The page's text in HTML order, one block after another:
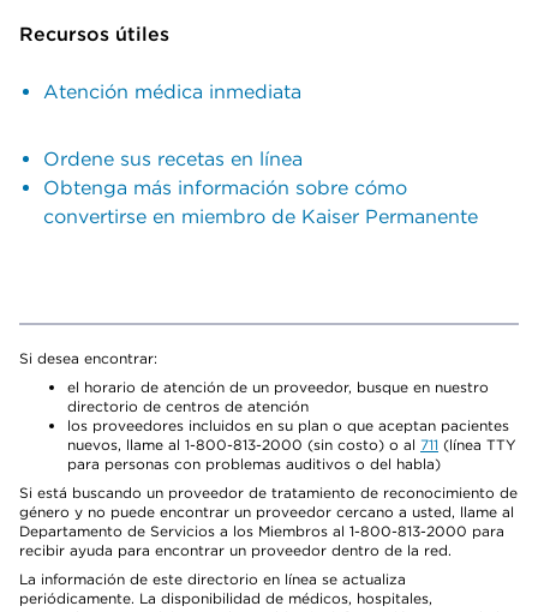
Recursos útiles
Atención médica inmediata
Ordene sus recetas en línea
Obtenga más información sobre cómo
convertirse en miembro de Kaiser Permanente
Si desea encontrar:
el horario de atención de un proveedor, busque en nuestro
directorio de centros de atención
los proveedores incluidos en su plan o que aceptan pacientes
nuevos, llame al 1-800-813-2000 (sin costo) o al 711 (línea TTY
para personas con problemas auditivos o del habla)
Si está buscando un proveedor de tratamiento de reconocimiento de
género y no puede encontrar un proveedor cercano a usted, llame al
Departamento de Servicios a los Miembros al 1-800-813-2000 para
recibir ayuda para encontrar un proveedor dentro de la red.
La información de este directorio en línea se actualiza
periódicamente. La disponibilidad de médicos, hospitales,